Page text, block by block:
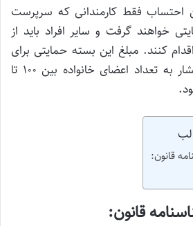
احتساب فقط کارمندانی که سرپرست
خواهند گرفت و سایر افراد باید از
کنند. مبلغ این بسته حمایتی برای
کارمندان مانند سایر اقشار به تعداد اعضای خانواده بین 100 تا
قانون:
قانون: